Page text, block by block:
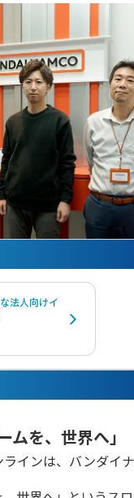
法人向けイ
ムを、世界へ」
インは、バンダイ